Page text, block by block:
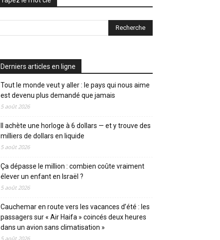
Derniers articles en ligne
Tout le monde veut y aller : le pays qui nous aime
est devenu plus demandé que jamais
5 août 2026
Il achète une horloge à 6 dollars — et y trouve des
milliers de dollars en liquide
5 août 2026
Ça dépasse le million : combien coûte vraiment
élever un enfant en Israël ?
5 août 2026
Cauchemar en route vers les vacances d’été : les
passagers sur « Air Haifa » coincés deux heures
dans un avion sans climatisation »
5 août 2026